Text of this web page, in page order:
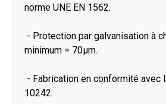
norme UNE EN 1562.
- Protection par galvanisation à
minimum = 70μm.
- Fabrication en conformité avec
10242.